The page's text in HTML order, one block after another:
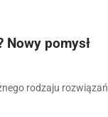
Nowy pomysł
rodzaju rozwiązań